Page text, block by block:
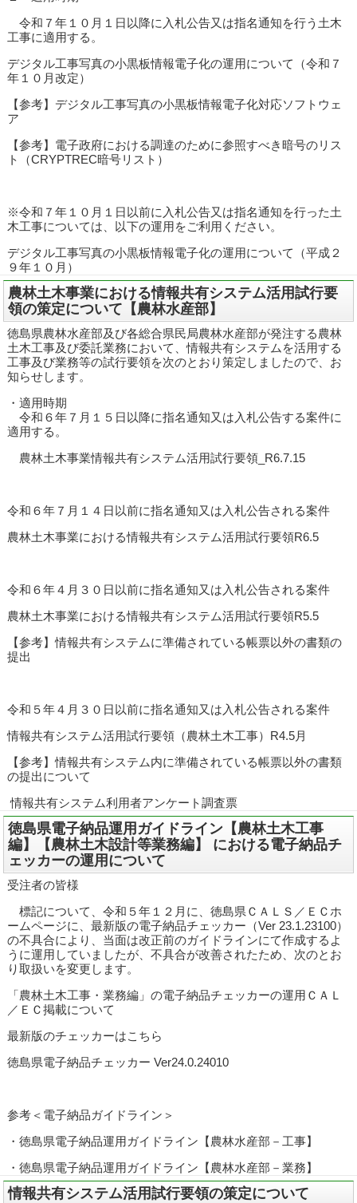
令和７年１０月１日以降に入札公告又は指名通知を行う土木
工事に適用する。
デジタル工事写真の小黒板情報電子化の運用について（令和７
年１０月改定）
【参考】デジタル工事写真の小黒板情報電子化対応ソフトウェ
ア
【参考】電子政府における調達のために参照すべき暗号のリス
ト（CRYPTREC暗号リスト）
※令和７年１０月１日以前に入札公告又は指名通知を行った土
木工事については、以下の運用をご利用ください。
デジタル工事写真の小黒板情報電子化の運用について（平成２
９年１０月）
農林土木事業における情報共有システム活用試行要
領の策定について【農林水産部】
徳島県農林水産部及び各総合県民局農林水産部が発注する農林
土木工事及び委託業務において、情報共有システムを活用する
工事及び業務等の試行要領を次のとおり策定しましたので、お
知らせします。
・適用時期
令和６年７月１５日以降に指名通知又は入札公告する案件に
適用する。
農林土木事業情報共有システム活用試行要領_R6.7.15
令和６年７月１４日以前に指名通知又は入札公告される案件
農林土木事業における情報共有システム活用試行要領R6.5
令和６年４月３０日以前に指名通知又は入札公告される案件
農林土木事業における情報共有システム活用試行要領R5.5
【参考】情報共有システムに準備されている帳票以外の書類の
提出
令和５年４月３０日以前に指名通知又は入札公告される案件
情報共有システム活用試行要領（農林土木工事）R4.5月
【参考】情報共有システム内に準備されている帳票以外の書類
の提出について
情報共有システム利用者アンケート調査票
徳島県電子納品運用ガイドライン【農林土木工事
編】【農林土木設計等業務編】 における電子納品チ
ェッカーの運用について
受注者の皆様
標記について、令和５年１２月に、徳島県ＣＡＬＳ／ＥＣホ
ームページに、最新版の電子納品チェッカー（Ver 23.1.23100）
の不具合により、当面は改正前のガイドラインにて作成するよ
うに運用していましたが、不具合が改善されたため、次のとお
り取扱いを変更します。
「農林土木工事・業務編」の電子納品チェッカーの運用ＣＡＬ
／ＥＣ掲載について
最新版のチェッカーはこちら
徳島県電子納品チェッカー Ver24.0.24010
参考＜電子納品ガイドライン＞
・徳島県電子納品運用ガイドライン【農林水産部－工事】
・徳島県電子納品運用ガイドライン【農林水産部－業務】
情報共有システム活用試行要領の策定について